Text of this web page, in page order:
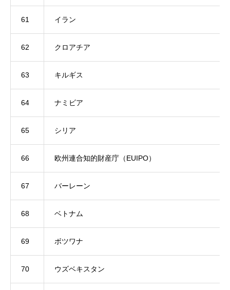
61 イラン
62 クロアチア
63 キルギス
64 ナミビア
65 シリア
66 欧州連合知的財産庁（EUIPO）
67 バーレーン
68 ベトナム
69 ボツワナ
70 ウズベキスタン